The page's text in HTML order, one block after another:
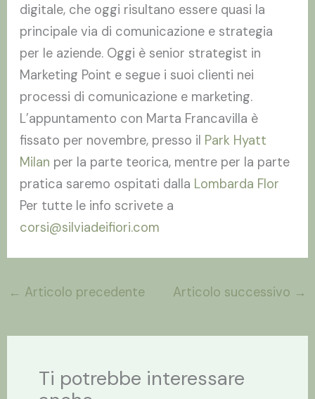
digitale, che oggi risultano essere quasi la
principale via di comunicazione e strategia
per le aziende. Oggi è senior strategist in
Marketing Point e segue i suoi clienti nei
processi di comunicazione e marketing.
L’appuntamento con Marta Francavilla è
fissato per novembre, presso il Park Hyatt
Milan per la parte teorica, mentre per la parte
pratica saremo ospitati dalla Lombarda Flor
Per tutte le info scrivete a
corsi@silviadeifiori.com
← Articolo precedente Articolo successivo →
Ti potrebbe interessare